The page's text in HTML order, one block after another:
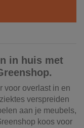
in huis met
voor overlast in en
verspreiden
aan je meubels,
koos voor